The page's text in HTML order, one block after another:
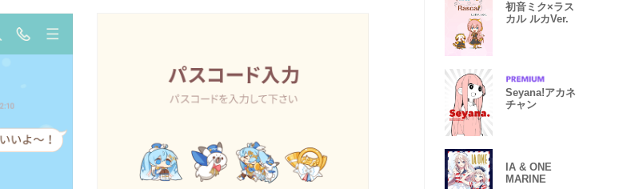
初音ミク×ラス
カル ルカVer.
Seyana!アカネ
チャン
IA & ONE
MARINE